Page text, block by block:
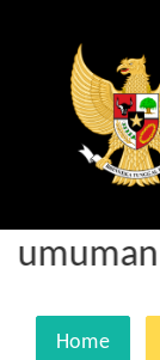
Home